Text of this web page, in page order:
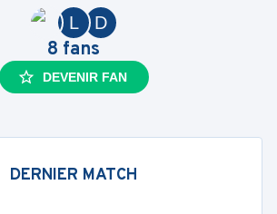
D
L
8 fans
DEVENIR FAN
DERNIER MATCH